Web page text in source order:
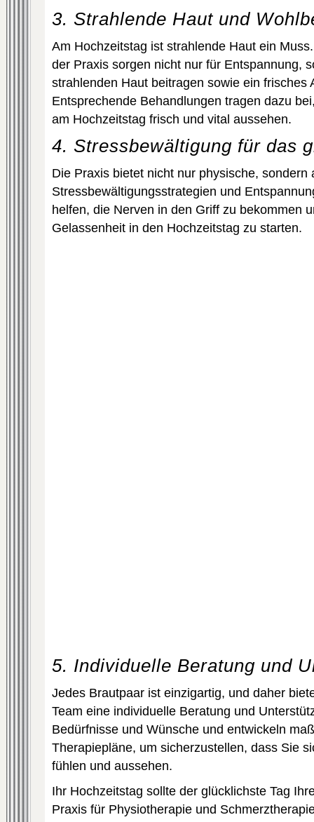
3. Strahlende Haut und
Am Hochzeitstag ist strahlende Haut ein
der Praxis sorgen nicht nur für Entspannung,
strahlenden Haut beitragen sowie ein frisches
Entsprechende Behandlungen tragen dazu
am Hochzeitstag frisch und vital aussehen.
4. Stressbewältigung für das
Die Praxis bietet nicht nur physische,
Stressbewältigungsstrategien und
helfen, die Nerven in den Griff zu bekommen
Gelassenheit in den Hochzeitstag zu starten.
5. Individuelle Beratung und
Jedes Brautpaar ist einzigartig, und daher
Team eine individuelle Beratung und
Bedürfnisse und Wünsche und entwickeln
Therapiepläne, um sicherzustellen, dass Sie
fühlen und aussehen.
Ihr Hochzeitstag sollte der glücklichste Tag
Praxis für Physiotherapie und